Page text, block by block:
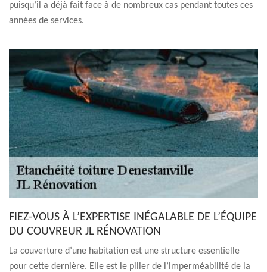
puisqu’il a déjà fait face à de nombreux cas pendant toutes ces
années de services.
FIEZ-VOUS À L’EXPERTISE INÉGALABLE DE L’ÉQUIPE
DU COUVREUR JL RÉNOVATION
La couverture d’une habitation est une structure essentielle
pour cette dernière. Elle est le pilier de l’imperméabilité de la